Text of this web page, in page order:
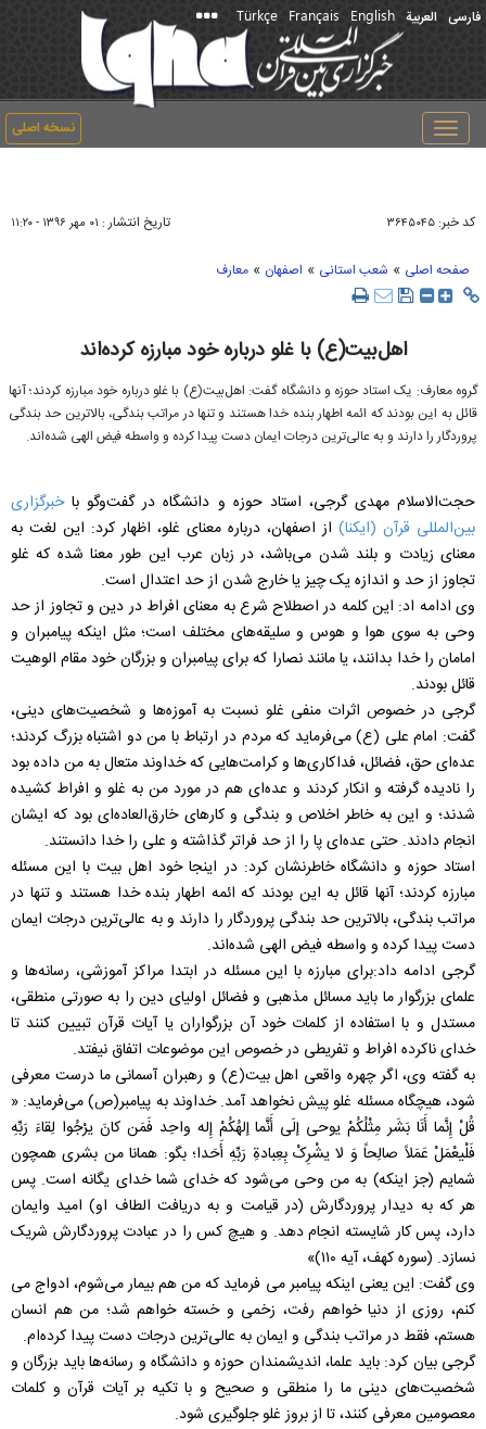
فارسی العربیة English
Français
Türkçe
نسخه اصلی
Toggle
navigation
کد خبر: ۳۶۴۵۰۴۵ تاریخ انتشار : ۰۱ مهر ۱۳۹۶ - ۱۱:۲۰
صفحه اصلی » شعب استانی » اصفهان » معارف
اهل‌بیت(ع) با غلو درباره خود مبارزه کرده‌اند
گروه معارف: یک استاد حوزه و دانشگاه گفت: اهل‌بیت(ع) با غلو درباره خود مبارزه کردند؛ آنها
قائل به این بودند که ائمه اطهار بنده خدا هستند و تنها در مراتب بندگی، بالاترین حد بندگی
پروردگار را دارند و به عالی‌ترین درجات ایمان دست پیدا کرده‌ و واسطه فیض الهی شده‌اند.
حجت‌الاسلام مهدی گرجی، استاد حوزه و دانشگاه در گفت‌وگو باخبرگزاری
بین‌المللی قرآن (ایکنا) از اصفهان، درباره معنای غلو، اظهار کرد: این لغت به
معنای زیادت و بلند شدن می‌باشد، در زبان عرب این طور معنا شده که غلو
تجاوز از حد و اندازه یک چیز یا خارج شدن از حد اعتدال است.
وی ادامه اد: این کلمه در اصطلاح شرع به معنای افراط در دین و تجاوز از حد
وحی به سوی هوا و هوس و سلیقه‌های مختلف است؛ مثل اینکه پیامبران و
امامان را خدا بدانند، یا مانند نصارا که برای پیامبران و بزرگان خود مقام الوهیت
قائل بودند.
گرجی در خصوص اثرات منفی غلو نسبت به آموزه‌ها و شخصیت‌های دینی،
گفت: امام علی (ع) می‌فرماید که مردم در ارتباط با من دو اشتباه بزرگ کردند؛
عده‌ای حق، فضائل، فداکاری‌ها و کرامت‌هایی که خداوند متعال به من داده بود
را نادیده گرفته و انکار کردند و عده‌ای هم در مورد من به غلو و افراط کشیده
شدند؛ و این به خاطر اخلاص و بندگی و کارهای خارق‌العاده‌ای بود که ایشان
انجام دادند. حتی عده‌ای پا را از حد فراتر گذاشته و علی را خدا دانستند.
استاد حوزه و دانشگاه خاطرنشان کرد: در اینجا خود اهل بیت با این مسئله
مبارزه کردند؛ آنها قائل به این بودند که ائمه اطهار بنده خدا هستند و تنها در
مراتب بندگی، بالاترین حد بندگی پروردگار را دارند و به عالی‌ترین درجات ایمان
دست پیدا کرده‌ و واسطه فیض الهی شده‌اند.
گرجی ادامه داد:برای مبارزه با این مسئله در ابتدا مراکز آموزشی، رسانه‌ها و
علمای بزرگوار ما باید مسائل مذهبی و فضائل اولیای دین را به صورتی منطقی،
مستدل و با استفاده از کلمات خود آن بزرگواران یا آیات قرآن تبیین کنند تا
خدای ناکرده افراط و تفریطی در خصوص این موضوعات اتفاق نیفتد.
به گفته وی، اگر چهره واقعی اهل بیت(ع) و رهبران آسمانی ما درست معرفی
شود، هیچگاه مسئله غلو پیش نخواهد آمد. خداوند به پیامبر(ص) می‌فرماید: «
قُلْ إِنَّما أَنَا بَشَر مِثْلُکُمْ یوحی إلَی أَنَّما إلهُکُمْ إِله واحِد فَمَن کانَ یرْجُوا لِقاءَ رَبِّهِ
فَلْیعْمَلْ عَمَلاً صالِحاً وَ لا یشْرِکْ بِعِبادةِ رَبِّهِ أَحَدا؛ بگو: همانا من بشری همچون
شمایم (جز اینکه) به من وحی می‌شود که خدای شما خدای یگانه است. پس
هر که به دیدار پروردگارش (در قیامت و به دریافت الطاف او) امید وایمان
دارد، پس کار شایسته انجام دهد. و هیچ کس را در عبادت پروردگارش شریک
نسازد. (سوره کهف، آیه ۱۱۰)»
وی گفت: این یعنی اینکه پیامبر می فرماید که من هم بیمار می‌شوم، ادواج می
کنم، روزی از دنیا خواهم رفت، زخمی و خسته خواهم شد؛ من هم انسان
هستم، فقط در مراتب بندگی و ایمان به عالی‌ترین درجات دست پیدا کرده‌ام.
گرجی بیان کرد: باید علما، اندیشمندان حوزه و دانشگاه و رسانه‌ها باید بزرگان و
شخصیت‌های دینی ما را منطقی و صحیح و با تکیه بر آیات قرآن و کلمات
معصومین معرفی کنند، تا از بروز غلو جلوگیری شود.